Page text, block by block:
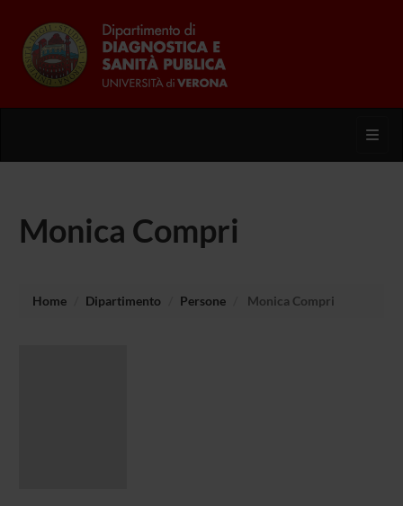
Monica Compri
Home Dipartimento Persone Monica Compri